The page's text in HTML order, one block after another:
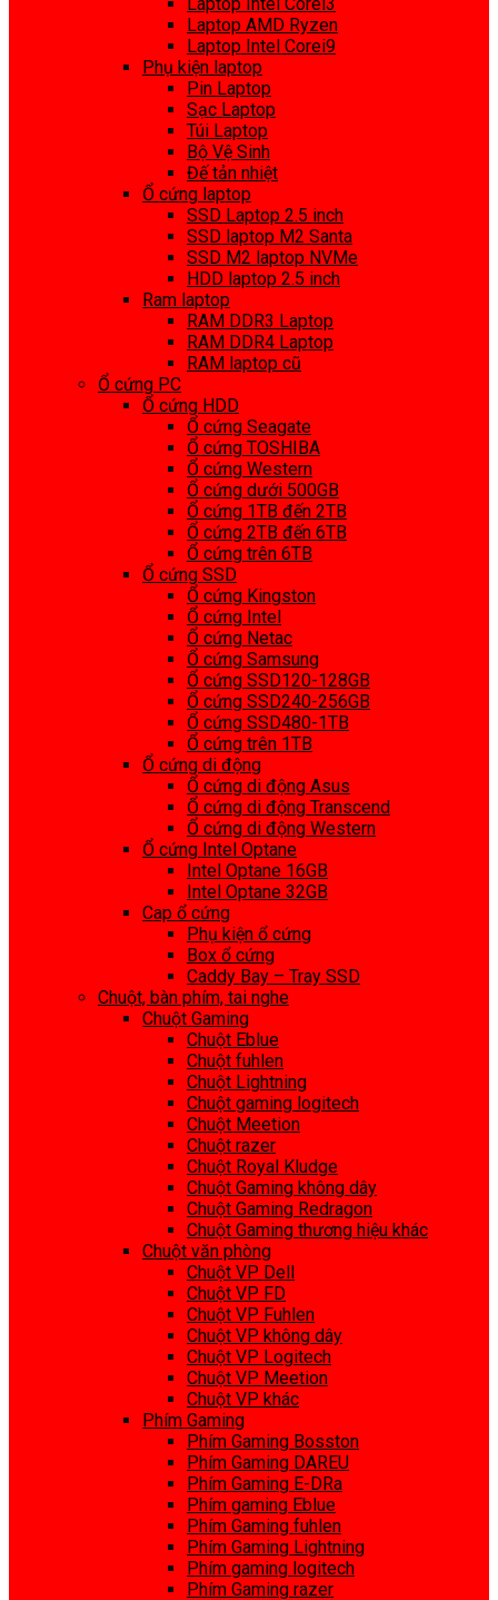
Laptop AMD Ryzen
Laptop Intel Corei9
Phụ kiện laptop
Pin Laptop
Sạc Laptop
Túi Laptop
Bộ Vệ Sinh
Đế tản nhiệt
Ổ cứng laptop
SSD Laptop 2.5 inch
SSD laptop M2 Santa
SSD M2 laptop NVMe
HDD laptop 2.5 inch
Ram laptop
RAM DDR3 Laptop
RAM DDR4 Laptop
RAM laptop cũ
Ổ cứng PC
Ổ cứng HDD
Ổ cứng Seagate
Ổ cứng TOSHIBA
Ổ cứng Western
Ổ cứng dưới 500GB
Ổ cứng 1TB đến 2TB
Ổ cứng 2TB đến 6TB
Ổ cứng trên 6TB
Ổ cứng SSD
Ổ cứng Kingston
Ổ cứng Intel
Ổ cứng Netac
Ổ cứng Samsung
Ổ cứng SSD120-128GB
Ổ cứng SSD240-256GB
Ổ cứng SSD480-1TB
Ổ cứng trên 1TB
Ổ cứng di động
Ổ cứng di động Asus
Ổ cứng di động Transcend
Ổ cứng di động Western
Ổ cứng Intel Optane
Intel Optane 16GB
Intel Optane 32GB
Cap ổ cứng
Phụ kiện ổ cứng
Box ổ cứng
Caddy Bay – Tray SSD
Chuột, bàn phím, tai nghe
Chuột Gaming
Chuột Eblue
Chuột fuhlen
Chuột Lightning
Chuột gaming logitech
Chuột Meetion
Chuột razer
Chuột Royal Kludge
Chuột Gaming không dây
Chuột Gaming Redragon
Chuột Gaming thương hiệu khác
Chuột văn phòng
Chuột VP Dell
Chuột VP FD
Chuột VP Fuhlen
Chuột VP không dây
Chuột VP Logitech
Chuột VP Meetion
Chuột VP khác
Phím Gaming
Phím Gaming Bosston
Phím Gaming DAREU
Phím Gaming E-DRa
Phím gaming Eblue
Phím Gaming fuhlen
Phím Gaming Lightning
Phím gaming logitech
Phím Gaming razer